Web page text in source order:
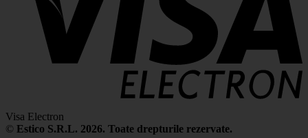
Visa Electron
© Estico S.R.L. 2026. Toate drepturile rezervate.